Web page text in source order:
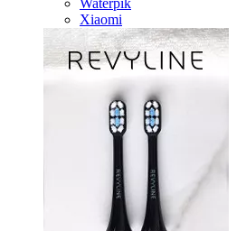
Waterpik
Xiaomi